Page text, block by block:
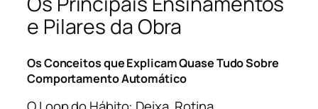
e Pilares da Obra
Os Conceitos que Explicam Quase Tudo Sobre
Comportamento Automático